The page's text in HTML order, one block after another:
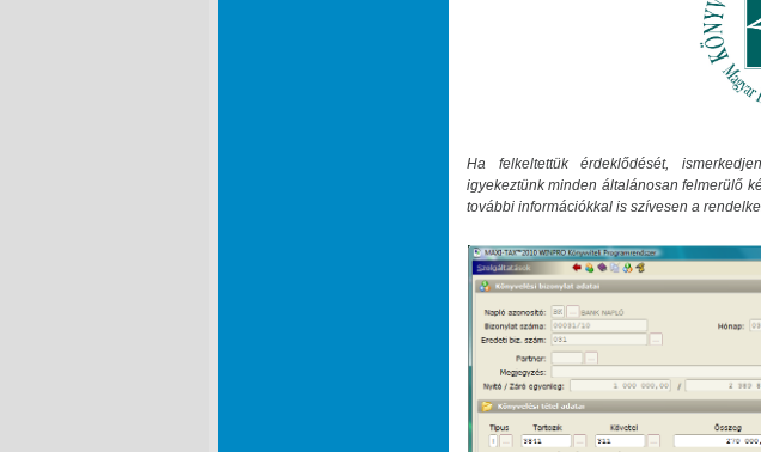
Ha felkeltettük érdeklődését,
igyekeztünk minden általánosan felmerülő
további információkkal is szívesen a